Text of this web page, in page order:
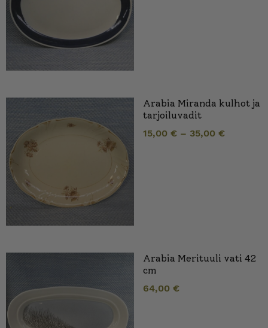
Arabia Miranda kulhot ja
tarjoiluvadit
15,00 € – 35,00 €
Arabia Merituuli vati 42
cm
64,00 €